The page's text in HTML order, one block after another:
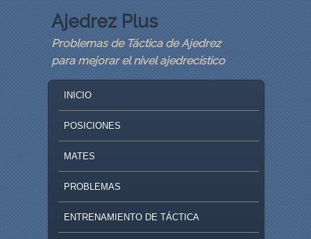
Ajedrez Plus
Problemas de Táctica de Ajedrez
para mejorar el nivel ajedrecístico
SKIP TO PRIMARY CONTENT
SKIP TO SECONDARY CONTENT
INICIO
POSICIONES
MATES
PROBLEMAS
ENTRENAMIENTO DE TÁCTICA